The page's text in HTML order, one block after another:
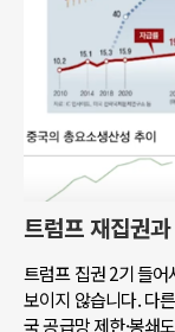
트럼프 재집권
트럼프 집권 2기 들
보이지 않습니다. 다
국 공급망 제한·봉쇄